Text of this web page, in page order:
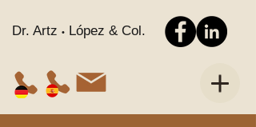
Dr. Artz • López & Col.